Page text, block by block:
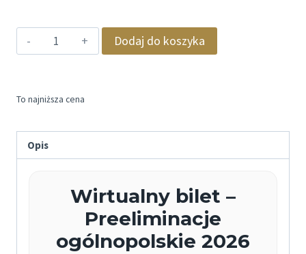
ilość
wirtualny
-
120
Dodaj do koszyka
To najniższa cena
Opis
Wirtualny bilet –
Preeliminacje
ogólnopolskie 2026